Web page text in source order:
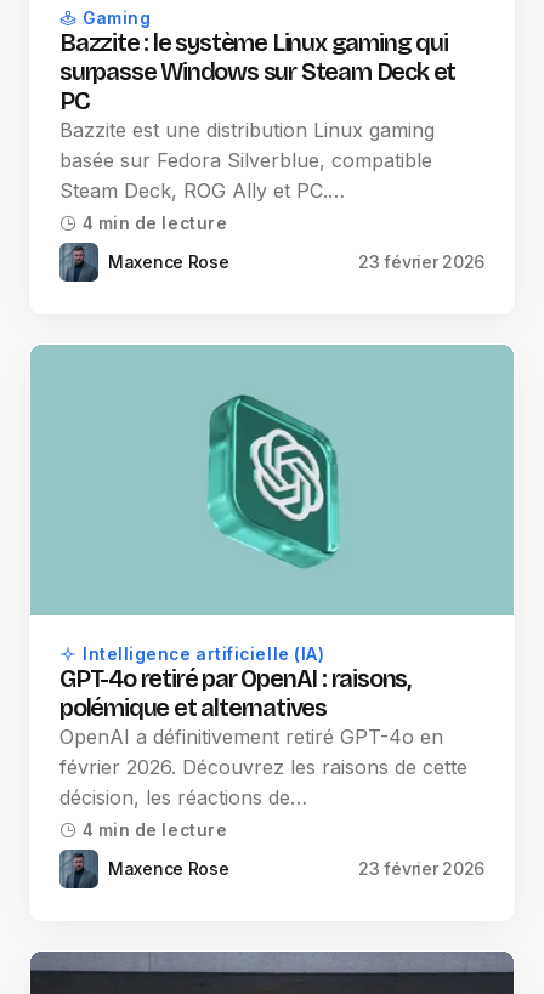
Gaming
Bazzite : le système Linux gaming qui
surpasse Windows sur Steam Deck et
PC
Bazzite est une distribution Linux gaming
basée sur Fedora Silverblue, compatible
Steam Deck, ROG Ally et PC.…
4 min de lecture
Maxence Rose 23 février 2026
Intelligence artificielle (IA)
GPT-4o retiré par OpenAI : raisons,
polémique et alternatives
OpenAI a définitivement retiré GPT-4o en
février 2026. Découvrez les raisons de cette
décision, les réactions de…
4 min de lecture
Maxence Rose 23 février 2026